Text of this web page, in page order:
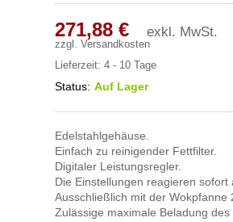
271,88 € exkl. MwSt.
zzgl. Versandkosten
Lieferzeit: 4 - 10 Tage
Status: Auf Lager
Edelstahlgehäuse.
Einfach zu reinigender Fettfilter.
Digitaler Leistungsregler.
Die Einstellungen reagieren
Ausschließlich mit der Wokpfanne
Zulässige maximale Beladung